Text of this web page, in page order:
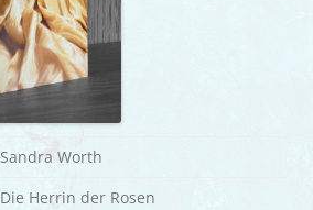
Sandra Worth
Die Herrin der Rosen